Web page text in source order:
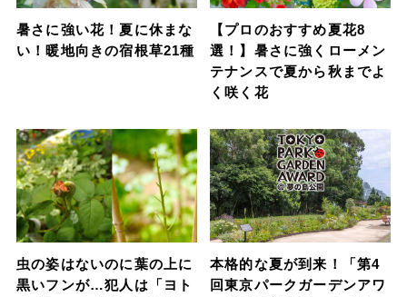
暑さに強い花！夏に休まな
い！暖地向きの宿根草21種
【プロのおすすめ夏花8
選！】暑さに強くローメン
テナンスで夏から秋までよ
く咲く花
虫の姿はないのに葉の上に
黒いフンが…犯人は「ヨト
本格的な夏が到来！「第4
回東京パークガーデンアワ